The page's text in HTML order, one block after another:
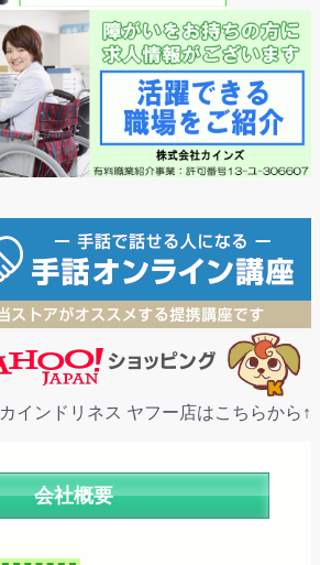
カインドリネス ヤフー店はこちらから↑
会社概要